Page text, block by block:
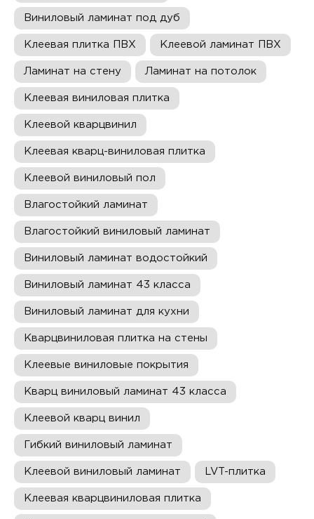
Виниловый ламинат под дуб
Клеевая плитка ПВХ Клеевой ламинат ПВХ
Ламинат на стену Ламинат на потолок
Клеевая виниловая плитка
Клеевой кварцвинил
Клеевая кварц-виниловая плитка
Клеевой виниловый пол
Влагостойкий ламинат
Влагостойкий виниловый ламинат
Виниловый ламинат водостойкий
Виниловый ламинат 43 класса
Виниловый ламинат для кухни
Кварцвиниловая плитка на стены
Клеевые виниловые покрытия
Кварц виниловый ламинат 43 класса
Клеевой кварц винил
Гибкий виниловый ламинат
Клеевой виниловый ламинат LVT-плитка
Клеевая кварцвиниловая плитка